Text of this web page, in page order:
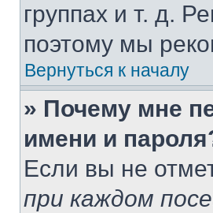
группах и т. д.
поэтому мы
Вернуться к началу
» Почему мне
имени и
Если вы не
при каждом